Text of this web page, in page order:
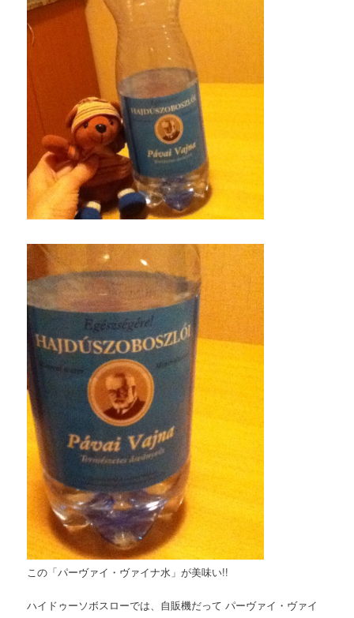
この「パーヴァイ・ヴァイナ水」が美味い!!
ハイドゥーソボスローでは、自販機だって パーヴァイ・ヴァイ